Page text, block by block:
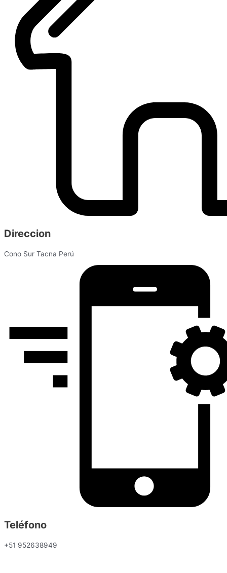
Direccion
Cono Sur Tacna Perú
Teléfono
+51 952638949